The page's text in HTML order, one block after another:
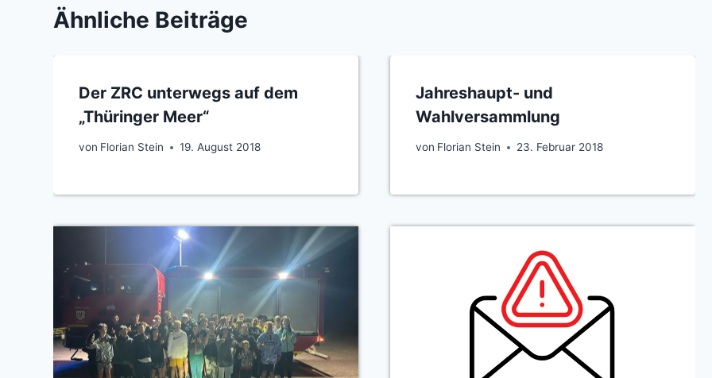
Ähnliche Beiträge
Der ZRC unterwegs auf dem
„Thüringer Meer“
von Florian Stein 19. August 2018
Jahreshaupt- und
Wahlversammlung
von Florian Stein 23. Februar 2018